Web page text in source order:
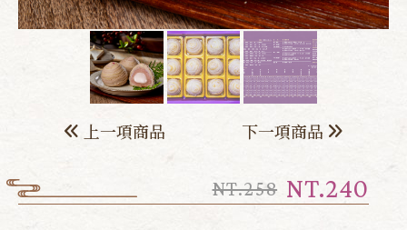
NT.258 NT.240
上一項商品 下一項商品